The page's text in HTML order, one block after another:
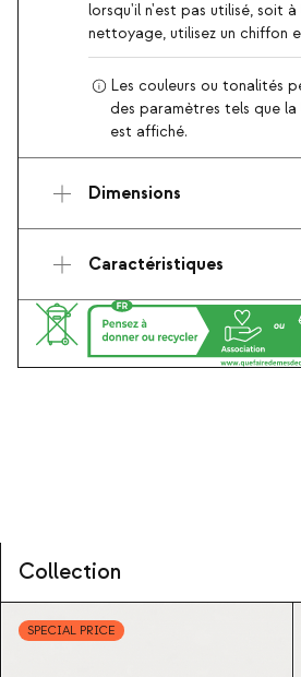
lorsqu'il n'est pas utilisé, soit
nettoyage, utilisez un chiffon
Les couleurs ou tonalités
des paramètres tels que
est affiché.
Dimensions
Caractéristiques
Collection
SPECIAL PRICE